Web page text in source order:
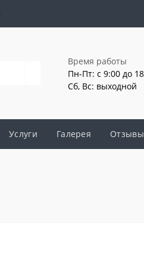
Время работы
Пн-Пт: с 9:00 до
Сб, Вс: выходной
Услуги Галерея Отзывы